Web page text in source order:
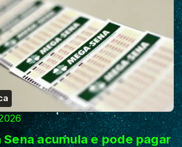
Sena acumula e pode pagar